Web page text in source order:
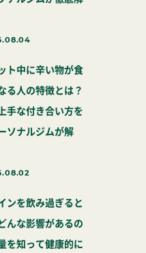
ト中に辛い物が食
る人の特徴とは？
手な付き合い方を
ソナルジムが解
ンを飲み過ぎると
んな影響があるの
を知って健康的に